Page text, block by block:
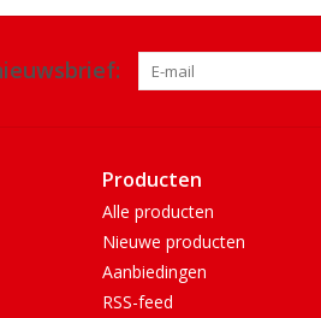
Producten
Alle producten
Nieuwe producten
Aanbiedingen
RSS-feed